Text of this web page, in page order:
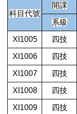
科目代號
開課
系級
XI1005 四技
XI1006 四技
XI1007 四技
XI1008 四技
XI1009 四技